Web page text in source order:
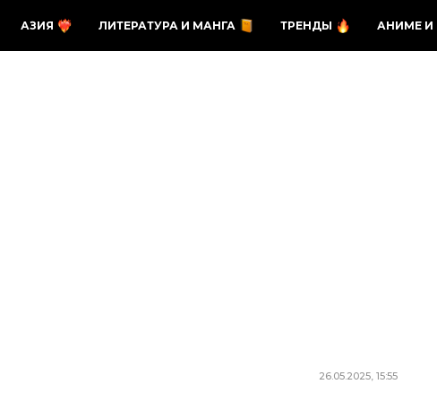
АЗИЯ ЛИТЕРАТУРА И МАНГА ТРЕНДЫ АНИМЕ И
26.05.2025, 15:55